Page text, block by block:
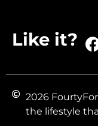
Like it?
2026
the lifestyle